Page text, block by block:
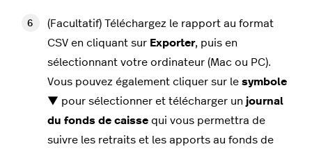
(Facultatif) Téléchargez le rapport au format
CSV en cliquant sur Exporter, puis en
sélectionnant votre ordinateur (Mac ou PC).
Vous pouvez également cliquer sur le symbole
▼ pour sélectionner et télécharger un journal
du fonds de caisse qui vous permettra de
suivre les retraits et les apports au fonds de